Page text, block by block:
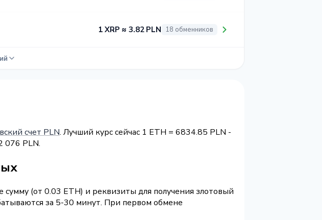
1 XRP ≈ 3.82 PLN 18 обменников
счет PLN. Лучший курс сейчас 1 ETH = 6834.85 PLN -
076 PLN.
(от 0.03 ETH) и реквизиты для получения злотовый
за 5-30 минут. При первом обмене